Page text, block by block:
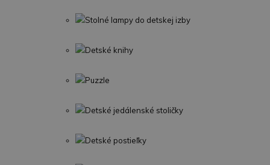
Stolné lampy do detskej izby
Detské knihy
Puzzle
Detské jedálenské stoličky
Detské postieľky